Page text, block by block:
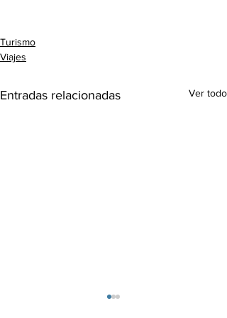
Turismo
Viajes
Entradas relacionadas Ver todo